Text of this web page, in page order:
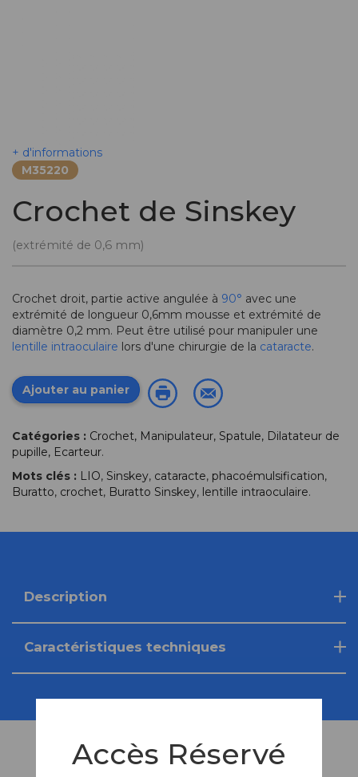
+ d'informations
M35220
Crochet de Sinskey
(extrémité de 0,6 mm)
Crochet droit, partie active angulée à 90° avec une
extrémité de longueur 0,6mm mousse et extrémité de
diamètre 0,2 mm. Peut être utilisé pour manipuler une
lentille intraoculaire lors d'une chirurgie de la cataracte.
Ajouter au panier
Catégories : Crochet, Manipulateur, Spatule, Dilatateur de
pupille, Ecarteur.
Mots clés : LIO, Sinskey, cataracte, phacoémulsification,
Buratto, crochet, Buratto Sinskey, lentille intraoculaire.
Description
Caractéristiques techniques
Accès Réservé